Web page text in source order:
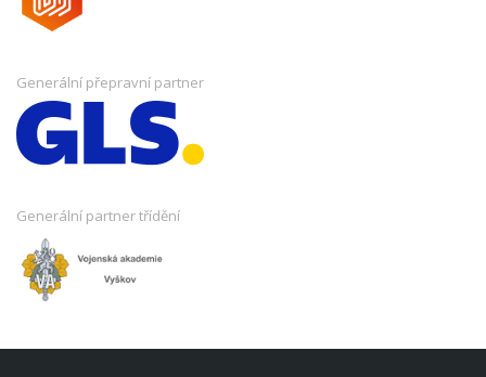
Generální přepravní partner
Generální partner třídění